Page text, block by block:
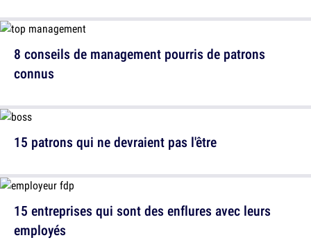
8 conseils de management pourris de patrons
connus
15 entreprises qui sont des enflures avec leurs
employés
15 patrons qui ne devraient pas l'être